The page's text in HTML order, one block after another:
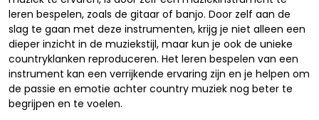
leren bespelen, zoals de gitaar of banjo. Door zelf aan de
slag te gaan met deze instrumenten, krijg je niet alleen een
dieper inzicht in de muziekstijl, maar kun je ook de unieke
countryklanken reproduceren. Het leren bespelen van een
instrument kan een verrijkende ervaring zijn en je helpen om
de passie en emotie achter country muziek nog beter te
begrijpen en te voelen.